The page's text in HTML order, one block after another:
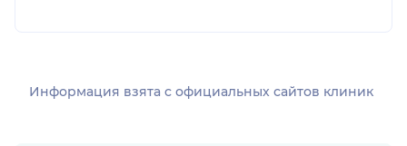
Информация взята c официальных сайтов клиник